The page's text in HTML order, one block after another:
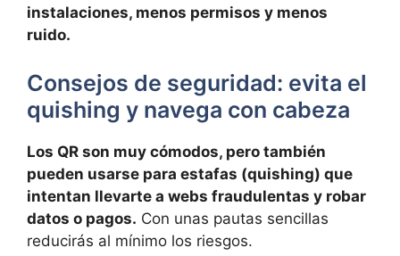
instalaciones, menos permisos y menos
ruido.
Consejos de seguridad: evita el
quishing y navega con cabeza
Los QR son muy cómodos, pero también
pueden usarse para estafas (quishing) que
intentan llevarte a webs fraudulentas y robar
datos o pagos. Con unas pautas sencillas
reducirás al mínimo los riesgos.